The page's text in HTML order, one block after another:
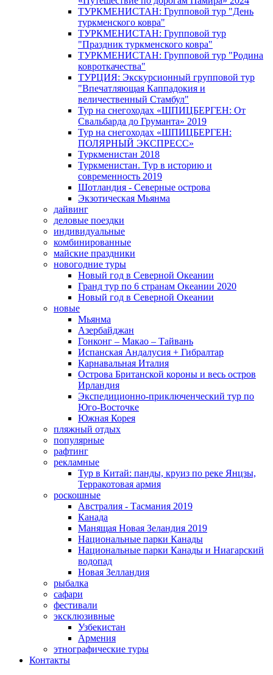
ТУРКМЕНИСТАН: Групповой тур "День
туркменского ковра"
ТУРКМЕНИСТАН: Групповой тур
"Праздник туркменского ковра"
ТУРКМЕНИСТАН: Групповой тур "Родина
ковроткачества"
ТУРЦИЯ: Экскурсионный групповой тур
"Впечатляющая Каппадокия и
величественный Стамбул"
Тур на снегоходах «ШПИЦБЕРГЕН: От
Свальбарда до Груманта» 2019
Тур на снегоходах «ШПИЦБЕРГЕН:
ПОЛЯРНЫЙ ЭКСПРЕСС»
Туркменистан 2018
Туркменистан. Тур в историю и
современность 2019
Шотландия - Северные острова
Экзотическая Мьянма
дайвинг
деловые поездки
индивидуальные
комбинированные
майские праздники
новогодние туры
Новый год в Северной Океании
Гранд тур по 6 странам Океании 2020
Новый год в Северной Океании
новые
Мьянма
Азербайджан
Гонконг – Макао – Тайвань
Испанская Андалусия + Гибралтар
Карнавальная Италия
Острова Британской короны и весь остров
Ирландия
Экспедиционно-приключенческий тур по
Юго-Восточке
Южная Корея
пляжный отдых
популярные
рафтинг
рекламные
Тур в Китай: панды, круиз по реке Янцзы,
Терракотовая армия
роскошные
Австралия - Тасмания 2019
Канада
Манящая Новая Зеландия 2019
Национальные парки Канады
Национальные парки Канады и Ниагарский
водопад
Новая Зелландия
рыбалка
сафари
фестивали
эксклюзивные
Узбекистан
Армения
этнографические туры
Контакты